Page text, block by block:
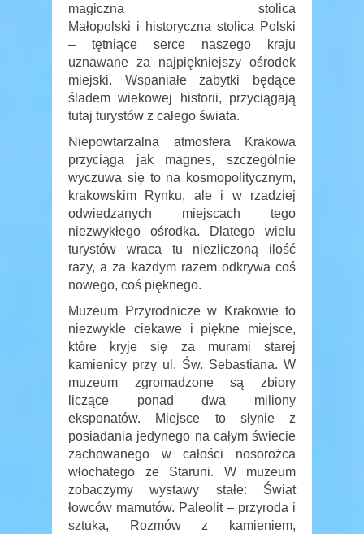
magiczna stolica
Małopolski i historyczna stolica Polski
– tętniące serce naszego kraju
uznawane za najpiękniejszy ośrodek
miejski. Wspaniałe zabytki będące
śladem wiekowej historii, przyciągają
tutaj turystów z całego świata.
Niepowtarzalna atmosfera Krakowa
przyciąga jak magnes, szczególnie
wyczuwa się to na kosmopolitycznym,
krakowskim Rynku, ale i w rzadziej
odwiedzanych miejscach tego
niezwykłego ośrodka. Dlatego wielu
turystów wraca tu niezliczoną ilość
razy, a za każdym razem odkrywa coś
nowego, coś pięknego.
Muzeum Przyrodnicze w Krakowie to
niezwykle ciekawe i piękne miejsce,
które kryje się za murami starej
kamienicy przy ul. Św. Sebastiana. W
muzeum zgromadzone są zbiory
liczące ponad dwa miliony
eksponatów. Miejsce to słynie z
posiadania jedynego na całym świecie
zachowanego w całości nosorożca
włochatego ze Staruni. W muzeum
zobaczymy wystawy stałe: Świat
łowców mamutów. Paleolit – przyroda i
sztuka, Rozmów z kamieniem,